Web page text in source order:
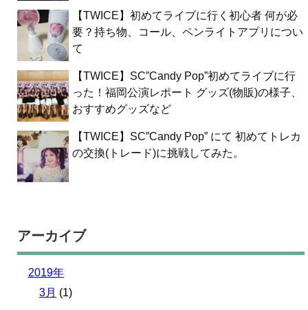
【TWICE】初めてライブに行く初心者 何が必
要？持ち物、コール、ペンライトアプリについ
て
【TWICE】SC”Candy Pop”初めてライブに行
った！福岡公演レポート グッズ(物販)の様子、
おすすめグッズなど
【TWICE】SC”Candy Pop” にて 初めてトレカ
の交換(トレード)に挑戦してみた。
アーカイブ
2019年
3月 (1)